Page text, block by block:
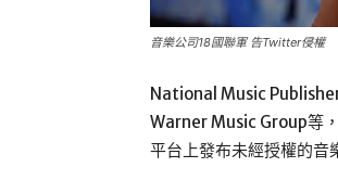
音樂公司18國聯軍 告Twitter侵權
National Music
Warner Music Group等
平台上發布未經授權的音